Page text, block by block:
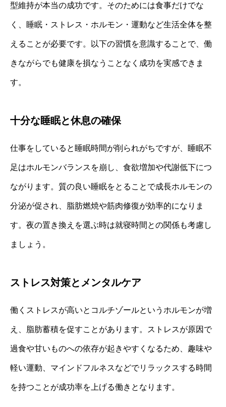
型維持が本当の成功です。そのためには食事だけでな
く、睡眠・ストレス・ホルモン・運動など生活全体を整
えることが必要です。以下の習慣を意識することで、働
きながらでも健康を損なうことなく成功を実感できま
す。
十分な睡眠と休息の確保
仕事をしていると睡眠時間が削られがちですが、睡眠不
足はホルモンバランスを崩し、食欲増加や代謝低下につ
ながります。質の良い睡眠をとることで成長ホルモンの
分泌が促され、脂肪燃焼や筋肉修復が効率的になりま
す。夜の置き換えを選ぶ時は就寝時間との関係も考慮し
ましょう。
ストレス対策とメンタルケア
働くストレスが高いとコルチゾールというホルモンが増
え、脂肪蓄積を促すことがあります。ストレスが原因で
過食や甘いものへの依存が起きやすくなるため、趣味や
軽い運動、マインドフルネスなどでリラックスする時間
を持つことが成功率を上げる働きとなります。